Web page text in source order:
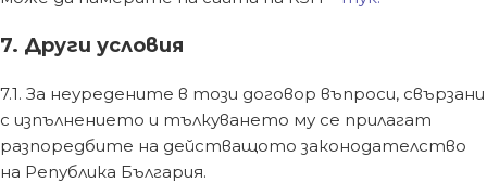
7. Други условия
7.1. За неуредените в този договор въпроси, свързани
с изпълнението и тълкуването му се прилагат
разпоредбите на действащото законодателство
на Република България.